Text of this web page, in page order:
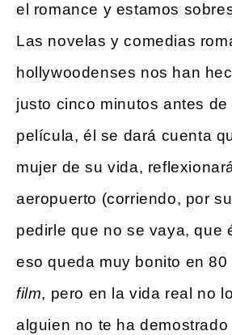
el romance y estamos
Las novelas y comedias
hollywoodenses nos han
justo cinco minutos antes
película, él se dará cuenta
mujer de su vida,
aeropuerto (corriendo, por
pedirle que no se vaya, que
eso queda muy bonito en 80
film, pero en la vida real no
alguien no te ha demostrado